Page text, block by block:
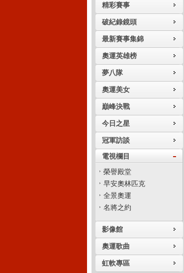
精彩賽事
破紀錄鏡頭
最新賽事集錦
奧運英雄榜
夢八隊
奧運美女
巔峰決戰
今日之星
冠軍訪談
電視欄目
榮譽殿堂
早安奧林匹克
全景奧運
名將之約
影像館
奧運歌曲
虹軟專區